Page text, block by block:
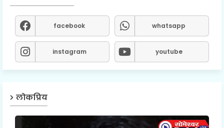
facebook whatsapp
instagram youtube
लोकप्रिय